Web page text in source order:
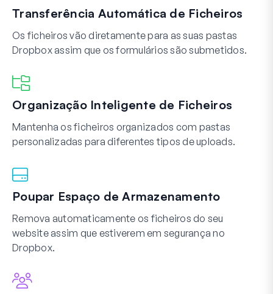
Transferência Automática de Ficheiros
Os ficheiros vão diretamente para as suas pastas
Dropbox assim que os formulários são submetidos.
Organização Inteligente de Ficheiros
Mantenha os ficheiros organizados com pastas
personalizadas para diferentes tipos de uploads.
Poupar Espaço de Armazenamento
Remova automaticamente os ficheiros do seu
website assim que estiverem em segurança no
Dropbox.